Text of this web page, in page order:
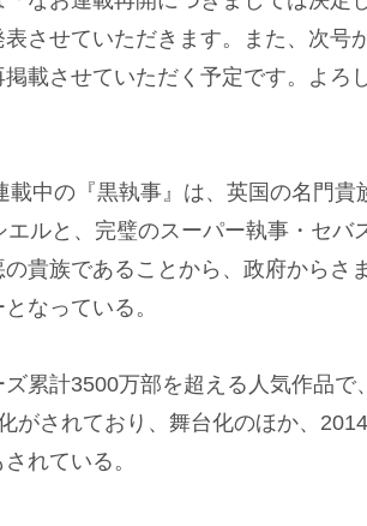
させていただきます。また、次号
載させていただく予定です。よろ
中の『黒執事』は、英国の名門貴
エルと、完璧のスーパー執事・セバ
貴族であることから、政府からさ
なっている。
累計3500万部を超える人気作品で
がされており、舞台化のほか、
れている。